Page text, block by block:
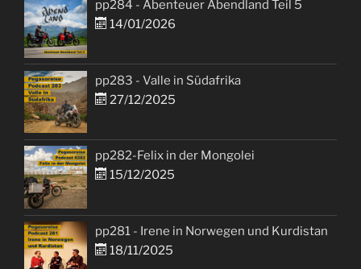
pp284 - Abenteuer Abendland Teil 5
14/01/2026
pp283 - Valle in Südafrika
27/12/2025
pp282-Felix in der Mongolei
15/12/2025
pp281 - Irene in Norwegen und Kurdistan
18/11/2025